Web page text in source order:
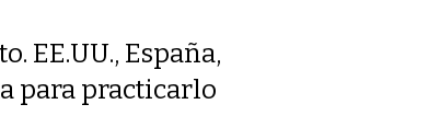
EE.UU., España,
para practicarlo